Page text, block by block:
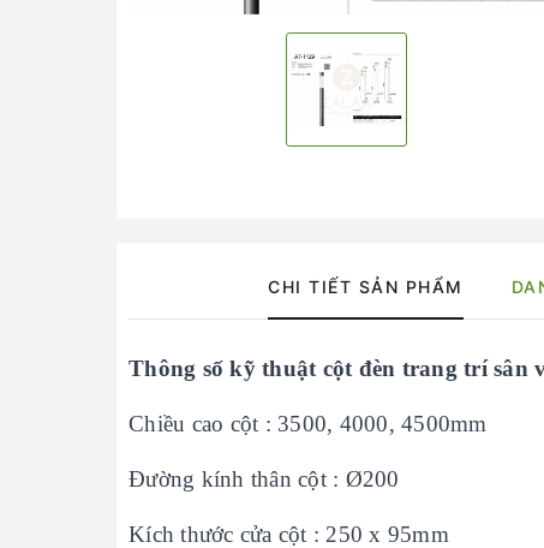
CHI TIẾT SẢN PHẨM
Thông số kỹ thuật cột đèn trang trí sân
Chiều cao cột : 3500, 4000, 4500mm
Đường kính thân cột : Ø200
Kích thước cửa cột : 250 x 95mm